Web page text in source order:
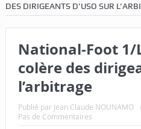
DES DIRIGEANTS D’USO SUR
National-Foot 1/
colère des
l’arbitrage
Publié par Jean Claude NOUNAMO
Pas de Commentaires